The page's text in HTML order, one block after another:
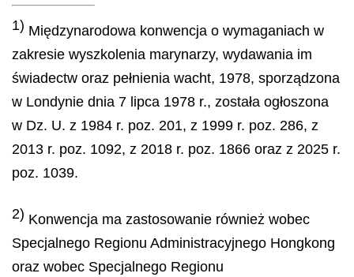
1) Międzynarodowa konwencja o wymaganiach w
zakresie wyszkolenia marynarzy, wydawania im
świadectw oraz pełnienia wacht, 1978, sporządzona
w Londynie dnia 7 lipca 1978 r., została ogłoszona
w Dz. U. z 1984 r. poz. 201, z 1999 r. poz. 286, z
2013 r. poz. 1092, z 2018 r. poz. 1866 oraz z 2025 r.
poz. 1039.
2) Konwencja ma zastosowanie również wobec
Specjalnego Regionu Administracyjnego Hongkong
oraz wobec Specjalnego Regionu